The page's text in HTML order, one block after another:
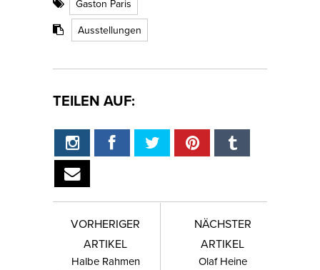
Gaston Paris
Ausstellungen
TEILEN AUF:
VORHERIGER
ARTIKEL
Halbe Rahmen
NÄCHSTER
ARTIKEL
Olaf Heine